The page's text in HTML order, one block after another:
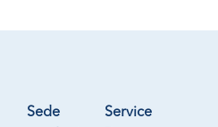
Sede
Service